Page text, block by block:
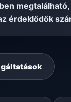
érdeklődők